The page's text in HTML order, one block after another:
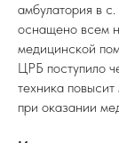
амбулатория в
оснащено всем
медицинской
ЦРБ поступило
техника
при оказании